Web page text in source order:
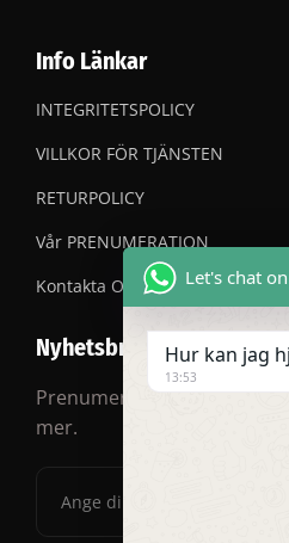
Info Länkar
INTEGRITETSPOLICY
VILLKOR FÖR TJÄNSTEN
RETURPOLICY
Vår PRENUMERATION
Kontakta OSS
Nyhetsbrev
Prenumerera på vårt
mer.
Let's chat
Hur kan jag
13:53